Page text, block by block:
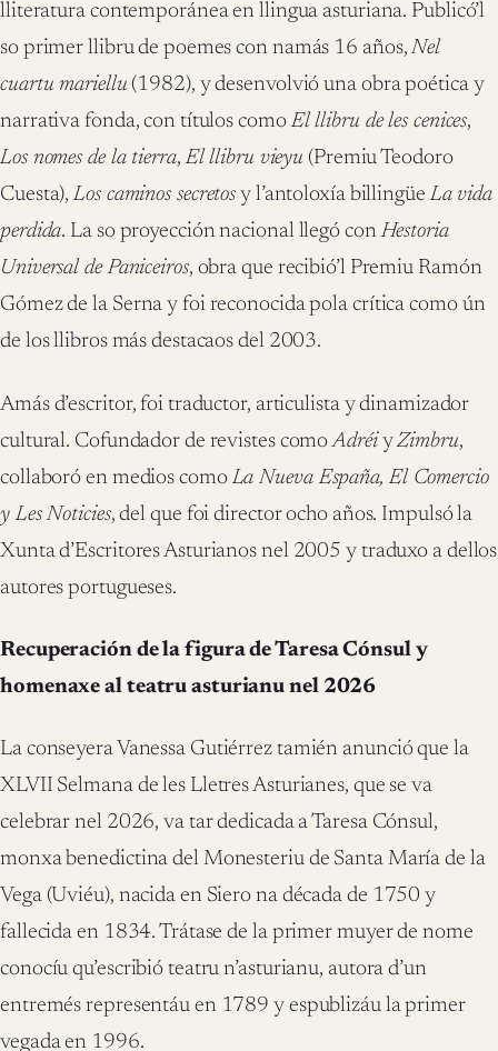
lliteratura contemporánea en llingua asturiana. Publicó’l
so primer llibru de poemes con namás 16 años,Nel
cuartu mariellu(1982), y desenvolvió una obra poética y
narrativa fonda, con títulos comoEl llibru de les cenices,
Los nomes de la tierra,El llibru vieyu (Premiu Teodoro
Cuesta),Los caminos secretosy l’antoloxía billingüeLa vida
perdida. La so proyección nacional llegó conHestoria
Universal de Paniceiros, obra que recibió’l Premiu Ramón
Gómez de la Serna y foi reconocida pola crítica como ún
de los llibros más destacaos del 2003.
Amás d’escritor, foi traductor, articulista y dinamizador
cultural. Cofundador de revistes comoAdréiyZimbru,
collaboró en medios comoLa Nueva España, El Comercio
y Les Noticies, del que foi director ocho años. Impulsó la
Xunta d’Escritores Asturianos nel 2005 y traduxo a dellos
autores portugueses.
Recuperación de la figura de Taresa Cónsul y
homenaxe al teatru asturianu nel 2026
La conseyera Vanessa Gutiérrez tamién anunció que la
XLVII Selmana de les Lletres Asturianes, que se va
celebrar nel 2026, va tar dedicada a Taresa Cónsul,
monxa benedictina del Monesteriu de Santa María de la
Vega (Uviéu), nacida en Siero na década de 1750 y
fallecida en 1834. Trátase de la primer muyer de nome
conocíu qu’escribió teatru n’asturianu, autora d’un
entremés representáu en 1789 y espublizáu la primer
vegada en 1996.